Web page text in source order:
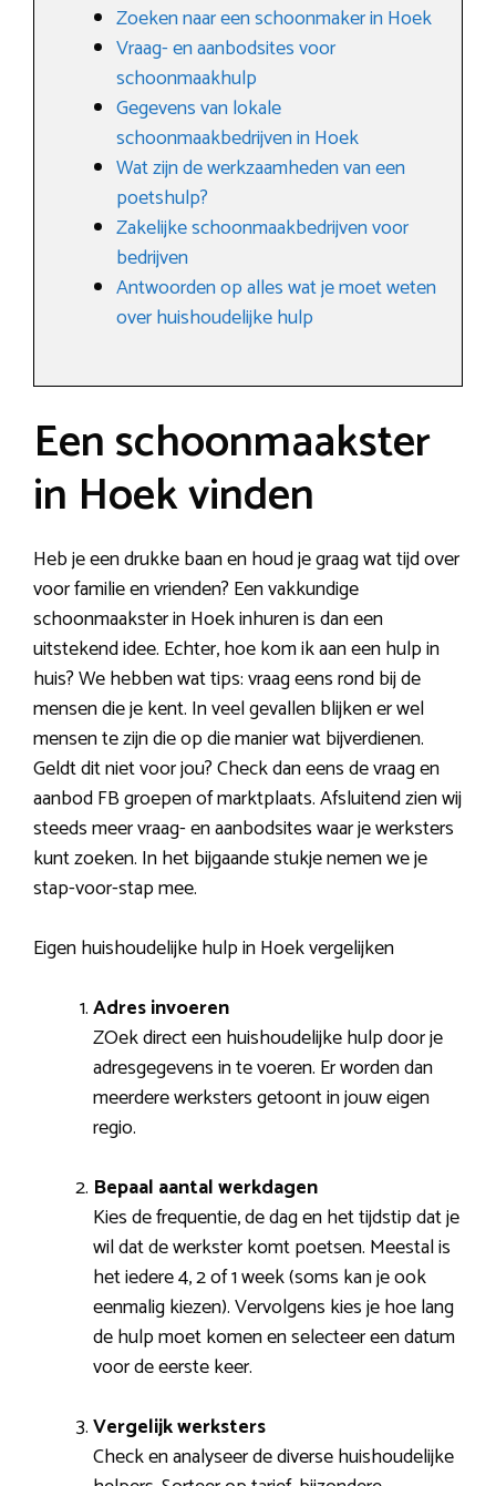
Zoeken naar een schoonmaker in Hoek
Vraag- en aanbodsites voor
schoonmaakhulp
Gegevens van lokale
schoonmaakbedrijven in Hoek
Wat zijn de werkzaamheden van een
poetshulp?
Zakelijke schoonmaakbedrijven voor
bedrijven
Antwoorden op alles wat je moet weten
over huishoudelijke hulp
Een schoonmaakster
in Hoek vinden
Heb je een drukke baan en houd je graag wat tijd over
voor familie en vrienden? Een vakkundige
schoonmaakster in Hoek inhuren is dan een
uitstekend idee. Echter, hoe kom ik aan een hulp in
huis? We hebben wat tips: vraag eens rond bij de
mensen die je kent. In veel gevallen blijken er wel
mensen te zijn die op die manier wat bijverdienen.
Geldt dit niet voor jou? Check dan eens de vraag en
aanbod FB groepen of marktplaats. Afsluitend zien wij
steeds meer vraag- en aanbodsites waar je werksters
kunt zoeken. In het bijgaande stukje nemen we je
stap-voor-stap mee.
Eigen huishoudelijke hulp in Hoek vergelijken
Adres invoeren
ZOek direct een huishoudelijke hulp door je
adresgegevens in te voeren. Er worden dan
meerdere werksters getoont in jouw eigen
regio.
Bepaal aantal werkdagen
Kies de frequentie, de dag en het tijdstip dat je
wil dat de werkster komt poetsen. Meestal is
het iedere 4, 2 of 1 week (soms kan je ook
eenmalig kiezen). Vervolgens kies je hoe lang
de hulp moet komen en selecteer een datum
voor de eerste keer.
Vergelijk werksters
Check en analyseer de diverse huishoudelijke